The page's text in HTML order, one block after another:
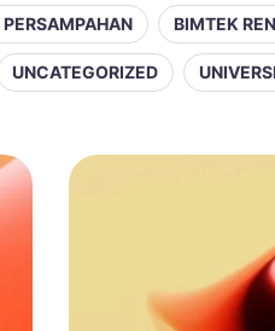
BIMTEK
UNCATEGORIZED